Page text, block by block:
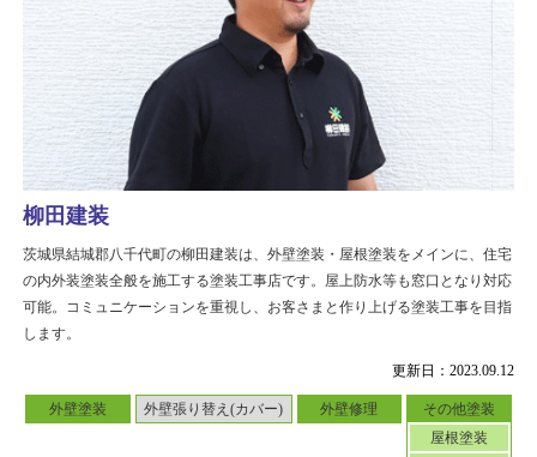
更新日：2023.09.12
外壁塗装 外壁張り替え(カバー) 外壁修理
その他塗装
屋根塗装
柳田建装
茨城県結城郡八千代町の柳田建装は、外壁塗装・屋根塗装をメインに、住宅
の内外装塗装全般を施工する塗装工事店です。屋上防水等も窓口となり対応
可能。コミュニケーションを重視し、お客さまと作り上げる塗装工事を目指
します。